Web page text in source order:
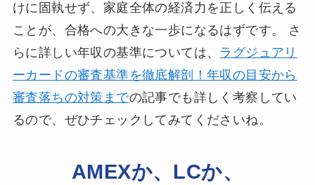
けに固執せず、家庭全体の経済力を正しく伝える
ことが、合格への大きな一歩になるはずです。 さ
らに詳しい年収の基準については、 ラグジュアリ
ーカードの審査基準を徹底解剖！年収の目安から
審査落ちの対策までの記事でも詳しく考察してい
るので、ぜひチェックしてみてくださいね。
AMEXか、LCか、